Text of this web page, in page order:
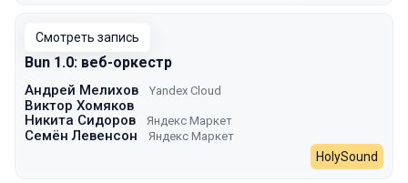
Смотреть запись
Bun 1.0: веб-оркестр
Андрей Мелихов Yandex Cloud
Виктор Хомяков
Никита Сидоров
Яндекс Маркет
Семён Левенсон Яндекс Маркет
HolySound